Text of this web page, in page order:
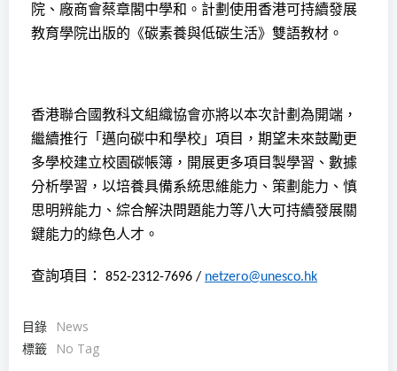
院、廠商會蔡章閣中學和。計劃使用香港可持續發展
教育學院出版的《碳素養與低碳生活》雙語教材。
香港聯合國教科文組織協會亦將以本次計劃為開端，
繼續推行「邁向碳中和學校」項目，期望未來鼓勵更
多學校建立校園碳帳簿，開展更多項目製學習、數據
分析學習，以培養具備系統思維能力、策劃能力、慎
思明辨能力、綜合解決問題能力等八大可持續發展關
鍵能力的綠色人才。
查詢項目： 852-2312-7696 / netzero@unesco.hk
目錄
News
標籤
No Tag